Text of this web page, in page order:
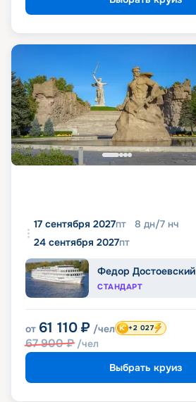
17 сентября 2027пт 8 дн/7 нч
24 сентября 2027пт
Федор Достоевский
СТАНДАРТ
от 61 110 ₽ /чел
67 900₽ /чел
+2 027
Выбрать круиз